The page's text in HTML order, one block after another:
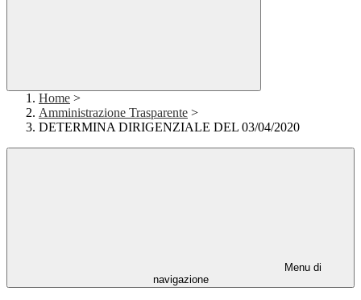
Home >
Amministrazione Trasparente >
DETERMINA DIRIGENZIALE DEL 03/04/2020
Menu di
navigazione